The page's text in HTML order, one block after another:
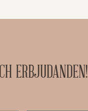
ERBJUDANDEN!